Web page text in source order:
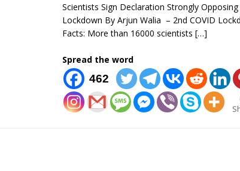
Scientists Sign Declaration Strongly Opposing
Lockdown By Arjun Walia – 2nd COVID
Facts: More than 16000 scientists […]
Spread the word
462